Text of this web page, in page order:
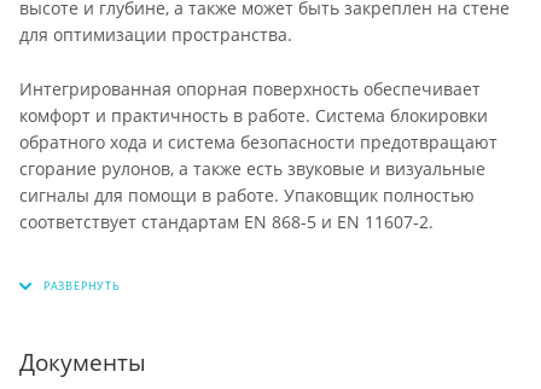
высоте и глубине, а также может быть закреплен на стене
для оптимизации пространства.
Интегрированная опорная поверхность обеспечивает
комфорт и практичность в работе. Система блокировки
обратного хода и система безопасности предотвращают
сгорание рулонов, а также есть звуковые и визуальные
сигналы для помощи в работе. Упаковщик полностью
соответствует стандартам EN 868-5 и EN 11607-2.
Документы